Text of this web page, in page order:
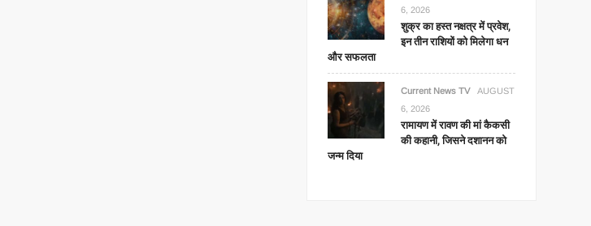
6, 2026
शुक्र का हस्त नक्षत्र में प्रवेश,
इन तीन राशियों को मिलेगा धन
और सफलता
Current News TV
AUGUST
6, 2026
रामायण में रावण की मां कैकसी
की कहानी, जिसने दशानन को
जन्म दिया